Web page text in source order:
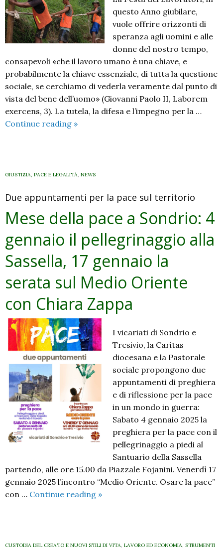
questo Anno giubilare,
vuole offrire orizzonti di
speranza agli uomini e alle
donne del nostro tempo,
consapevoli «che il lavoro umano è una chiave, e
probabilmente la chiave essenziale, di tutta la questione
sociale, se cerchiamo di vederla veramente dal punto di
vista del bene dell’uomo» (Giovanni Paolo II, Laborem
exercens, 3). La tutela, la difesa e l’impegno per la …
Continue reading 1°
lavoro,
sociale
generatrice
di
speranza»
»
GIUSTIZIA, PACE E LEGALITÀ, NEWS
Due appuntamenti per la pace sul territorio
Mese della pace a Sondrio: 4
gennaio il pellegrinaggio alla
Sassella, 17 gennaio la
serata sul Medio Oriente
con Chiara Zappa
I vicariati di Sondrio e
Tresivio, la Caritas
diocesana e la Pastorale
sociale propongono due
appuntamenti di preghiera
e di riflessione per la pace
in un mondo in guerra:
Sabato 4 gennaio 2025 la
preghiera per la pace con il
pellegrinaggio a piedi al
Santuario della Sassella
partendo, alle ore 15.00 da Piazzale Fojanini. Venerdì 17
gennaio 2025 l’incontro “Medio Oriente. Osare la pace”
con … Continue reading Mese
Sondrio:
»
CUSTODIA DEL CREATO E NUOVI STILI DI VITA, LAVORO ED ECONOMIA, STRUMENTI